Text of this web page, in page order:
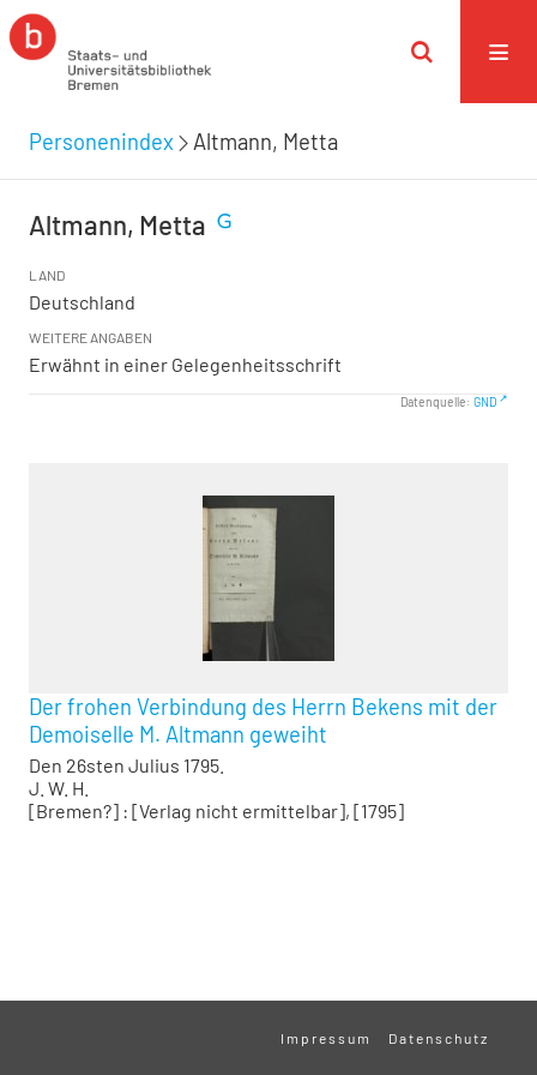
Personenindex Altmann, Metta
Altmann, Metta
LAND
Deutschland
WEITERE ANGABEN
Erwähnt in einer Gelegenheitsschrift
Datenquelle: GND
Der frohen Verbindung des Herrn Bekens mit der
Demoiselle M. Altmann geweiht
Den 26sten Julius 1795.
J. W. H.
[Bremen?] : [Verlag nicht ermittelbar], [1795]
Impressum Datenschutz